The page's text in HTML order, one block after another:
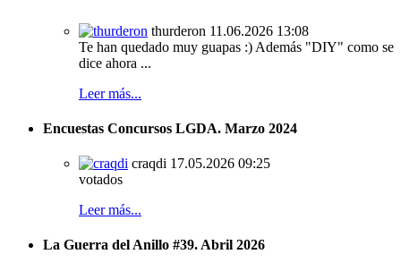
thurderon 11.06.2026 13:08
Te han quedado muy guapas :) Además "DIY" como se
dice ahora ...
Leer más...
Encuestas Concursos LGDA. Marzo 2024
craqdi 17.05.2026 09:25
votados
Leer más...
La Guerra del Anillo #39. Abril 2026